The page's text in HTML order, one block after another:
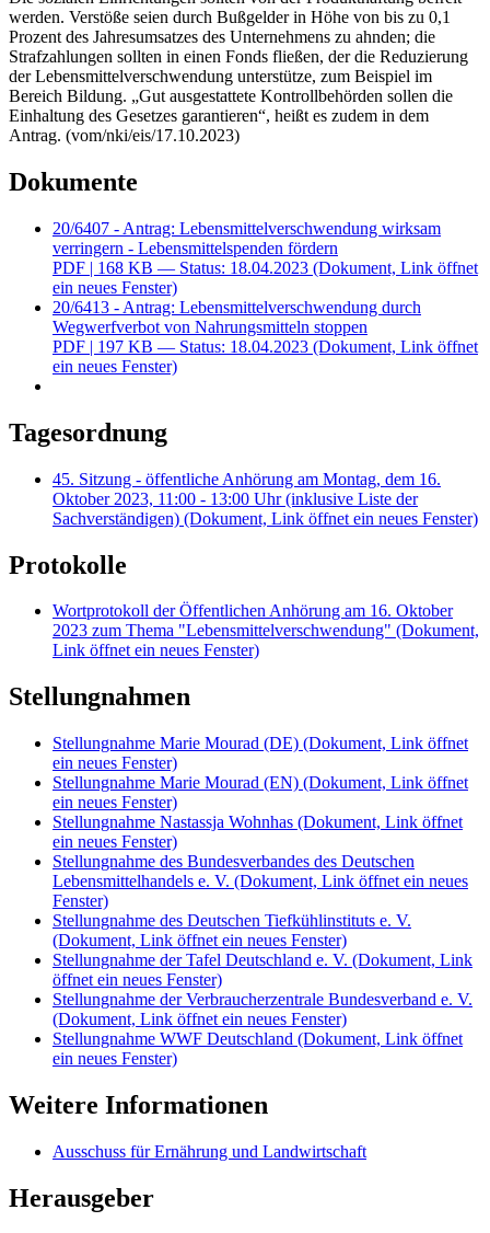
werden. Verstöße seien durch Bußgelder in Höhe von bis zu 0,1
Prozent des Jahresumsatzes des Unternehmens zu ahnden; die
Strafzahlungen sollten in einen Fonds fließen, der die Reduzierung
der Lebensmittelverschwendung unterstütze, zum Beispiel im
Bereich Bildung. „Gut ausgestattete Kontrollbehörden sollen die
Einhaltung des Gesetzes garantieren“, heißt es zudem in dem
Antrag. (vom/nki/eis/17.10.2023)
Dokumente
20/6407 - Antrag: Lebensmittelverschwendung wirksam
verringern - Lebensmittelspenden fördern
PDF | 168 KB — Status: 18.04.2023 (Dokument, Link öffnet
ein neues Fenster)
20/6413 - Antrag: Lebensmittelverschwendung durch
Wegwerfverbot von Nahrungsmitteln stoppen
PDF | 197 KB — Status: 18.04.2023 (Dokument, Link öffnet
ein neues Fenster)
Tagesordnung
45. Sitzung - öffentliche Anhörung am Montag, dem 16.
Oktober 2023, 11:00 - 13:00 Uhr (inklusive Liste der
Sachverständigen) (Dokument, Link öffnet ein neues Fenster)
Protokolle
Wortprotokoll der Öffentlichen Anhörung am 16. Oktober
2023 zum Thema "Lebensmittelverschwendung" (Dokument,
Link öffnet ein neues Fenster)
Stellungnahmen
Stellungnahme Marie Mourad (DE) (Dokument, Link öffnet
ein neues Fenster)
Stellungnahme Marie Mourad (EN) (Dokument, Link öffnet
ein neues Fenster)
Stellungnahme Nastassja Wohnhas (Dokument, Link öffnet
ein neues Fenster)
Stellungnahme des Bundesverbandes des Deutschen
Lebensmittelhandels e. V. (Dokument, Link öffnet ein neues
Fenster)
Stellungnahme des Deutschen Tiefkühlinstituts e. V.
(Dokument, Link öffnet ein neues Fenster)
Stellungnahme der Tafel Deutschland e. V. (Dokument, Link
öffnet ein neues Fenster)
Stellungnahme der Verbraucherzentrale Bundesverband e. V.
(Dokument, Link öffnet ein neues Fenster)
Stellungnahme WWF Deutschland (Dokument, Link öffnet
ein neues Fenster)
Weitere Informationen
Ausschuss für Ernährung und Landwirtschaft
Herausgeber